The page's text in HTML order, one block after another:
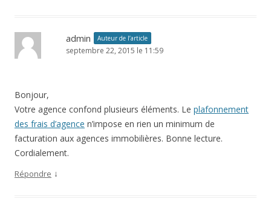
admin Auteur de l’article
septembre 22, 2015 le 11:59
Bonjour,
Votre agence confond plusieurs éléments. Le plafonnement
des frais d’agence n’impose en rien un minimum de
facturation aux agences immobilières. Bonne lecture.
Cordialement.
Répondre ↓